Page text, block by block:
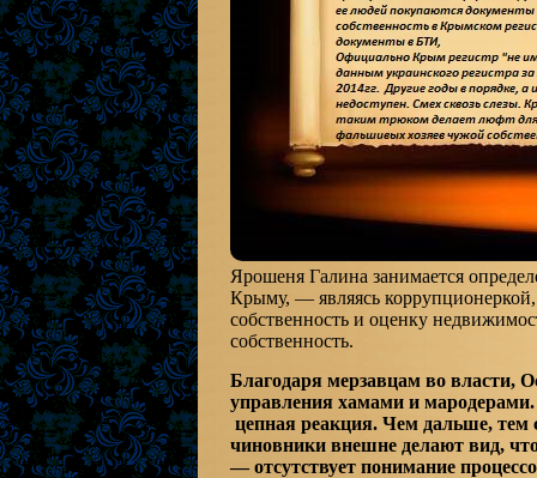
Ярошеня Галина занимается
Крыму, — являясь
собственность и оценку
собственность.
Благодаря мерзавцам во власти,
управления хамами и
цепная реакция. Чем дальше, тем
чиновники внешне делают вид,
— отсутствует понимание